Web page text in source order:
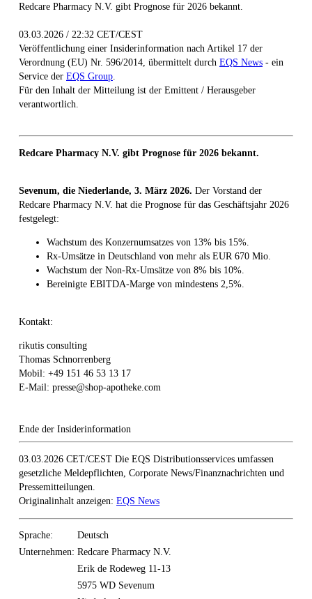
Redcare Pharmacy N.V. gibt Prognose für 2026 bekannt.
03.03.2026 / 22:32 CET/CEST
Veröffentlichung einer Insiderinformation nach Artikel 17 der
Verordnung (EU) Nr. 596/2014, übermittelt durch EQS News - ein
Service der EQS Group
Für den Inhalt der Mitteilung ist der Emittent / Herausgeber
verantwortlich.
Redcare Pharmacy N.V. gibt Prognose für 2026 bekannt.
Sevenum, die Niederlande, 3. März 2026. Der Vorstand der
Redcare Pharmacy N.V. hat die Prognose für das Geschäftsjahr 2026
festgelegt:
Wachstum des Konzernumsatzes von 13% bis 15%.
Rx-Umsätze in Deutschland von mehr als EUR 670 Mio.
Wachstum der Non-Rx-Umsätze von 8% bis 10%.
Bereinigte EBITDA-Marge von mindestens 2,5%.
Kontakt:
rikutis consulting
Thomas Schnorrenberg
Mobil: +49 151 46 53 13 17
E-Mail: presse@shop-apotheke.com
Ende der Insiderinformation
03.03.2026 CET/CEST Die EQS Distributionsservices umfassen
gesetzliche Meldepflichten, Corporate News/Finanznachrichten und
Pressemitteilungen.
Originalinhalt anzeigen: EQS News
Sprache:
Deutsch
Unternehmen: Redcare Pharmacy N.V.
Erik de Rodeweg 11-13
5975 WD Sevenum